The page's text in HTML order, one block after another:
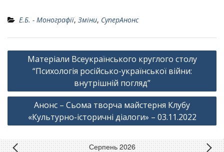
Е.Б. - Монографії, Зміни, СуперАнонс
Навігація
записів
Матеріали Всеукраїнського круглого столу
“Психологія російсько-української війни:
внутрішній погляд”
Анонс – Cьома творча майстерня Клубу
«Культурно-історичні діалоги» – 03.11.2022
Серпень 2026